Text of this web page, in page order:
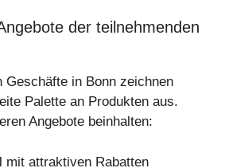
der teilnehmenden
Geschäfte in Bonn zeichnen
Palette an Produkten aus.
Angebote beinhalten:
mit attraktiven Rabatten